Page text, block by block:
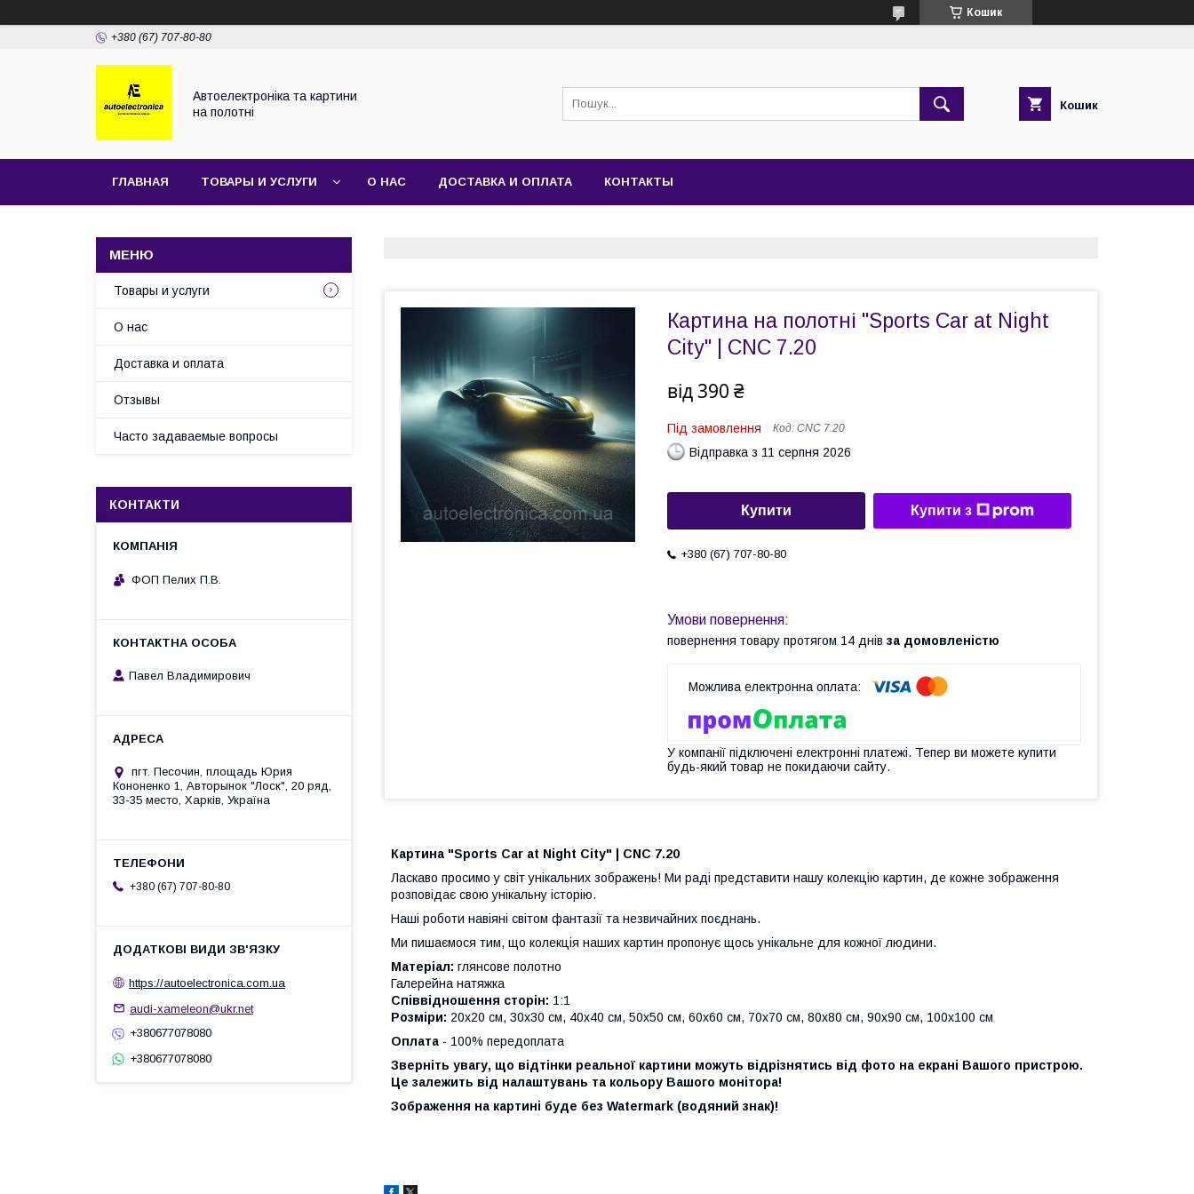
Кошик
+380 (67) 707-80-80
Автоелектроніка та картини
на полотні
Кошик
ГЛАВНАЯ ТОВАРЫ И УСЛУГИ О НАС ДОСТАВКА И ОПЛАТА КОНТАКТЫ
Картина на полотні "Sports Car at Night
City" | CNC 7.20
від 390 ₴
Під замовлення Код: CNC 7.20
Відправка з 11 серпня 2026
Купити Купити з
+380 (67) 707-80-80
повернення товару протягом 14 днів за домовленістю
У компанії підключені електронні платежі. Тепер ви можете купити
будь-який товар не покидаючи сайту.
Картина "Sports Car at Night City" | CNC 7.20
Ласкаво просимо у світ унікальних зображень! Ми раді представити нашу колекцію картин, де кожне зображення
розповідає свою унікальну історію.
Наші роботи навіяні світом фантазії та незвичайних поєднань.
Ми пишаємося тим, що колекція наших картин пропонує щось унікальне для кожної людини.
Матеріал: глянсове полотно
Галерейна натяжка
Співвідношення сторін: 1:1
Розміри: 20х20 см, 30х30 см, 40х40 см, 50х50 см, 60х60 см, 70х70 см, 80х80 см, 90х90 см, 100х100 см
Оплата - 100% передоплата
Зверніть увагу, що відтінки реальної картини можуть відрізнятись від фото на екрані Вашого пристрою.
Це залежить від налаштувань та кольору Вашого монітора!
Зображення на картині буде без Watermark (водяний знак)!
Товары и услуги
О нас
Доставка и оплата
Отзывы
Часто задаваемые вопросы
КОНТАКТИ
ФОП Пелих П.В.
Павел Владимирович
пгт. Песочин, площадь Юрия
Кононенко 1, Авторынок "Лоск", 20 ряд,
33-35 место, Харків, Україна
+380 (67) 707-80-80
https://autoelectronica.com.ua
audi-xameleon@ukr.net
+380677078080
+380677078080